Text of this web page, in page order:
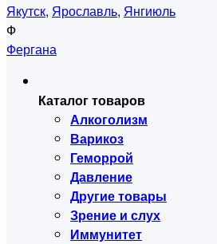
Якутск, Ярославль, Янгиюль
Ф
Фергана
Каталог товаров
Алкоголизм
Варикоз
Геморрой
Давление
Другие товары
Зрение и слух
Иммунитет